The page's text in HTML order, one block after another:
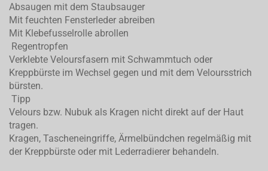
Absaugen mit dem Staubsauger
Mit feuchten Fensterleder abreiben
Mit Klebefusselrolle abrollen
Regentropfen
Verklebte Veloursfasern mit Schwammtuch oder
Kreppbürste im Wechsel gegen und mit dem Veloursstrich
bürsten.
Tipp
Velours bzw. Nubuk als Kragen nicht direkt auf der Haut
tragen.
Kragen, Tascheneingriffe, Ärmelbündchen regelmäßig mit
der Kreppbürste oder mit Lederradierer behandeln.